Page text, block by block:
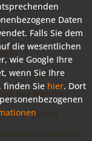
beschrieben
Hilfe / Support
für Ihre Bestellung
GmbH
der Bioraum GmbH
Daten
Falls Sie dem
die wesentlichen
wie Google Ihre
wenn Sie Ihre
finden Sie hier. Dort